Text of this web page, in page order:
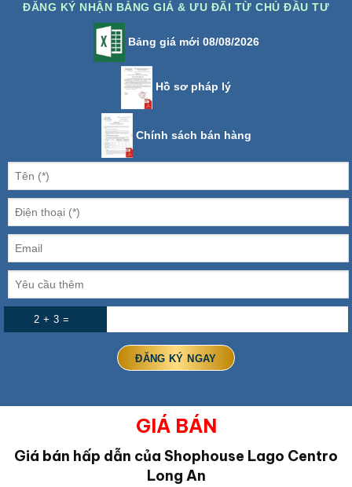
ĐĂNG KÝ NHẬN BẢNG GIÁ & ƯU ĐÃI TỪ CHỦ ĐẦU TƯ
Bảng giá mới 08/08/2026
Hồ sơ pháp lý
Chính sách bán hàng
2 + 3 =
GIÁ BÁN
Giá bán hấp dẫn của Shophouse Lago Centro
Long An